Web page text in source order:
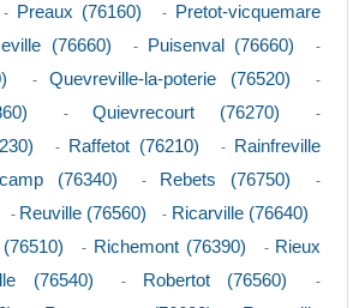
- Preaux (76160) -
Pretot-vicquemare
(76660) - Puisenval (76660) -
-Quevreville-la-poterie (76520) -
- Quievrecourt (76270) -
- Raffetot (76210) -
Rainfreville
(76340) - Rebets (76750) -
- Reuville (76560) - Ricarville (76640)
- Richemont (76390) - Rieux
(76540) - Robertot (76560) -